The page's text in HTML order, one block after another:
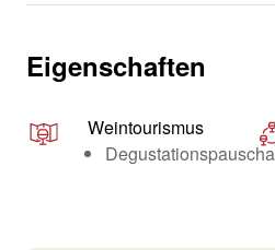
Eigenschaften
Weintourismus